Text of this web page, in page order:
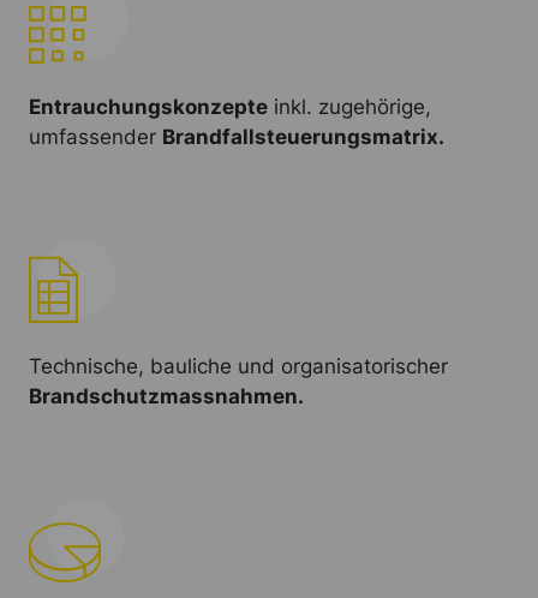
Entrauchungskonzepte inkl. zugehörige,
umfassender Brandfallsteuerungsmatrix.
Technische, bauliche und organisatorischer
Brandschutzmassnahmen.